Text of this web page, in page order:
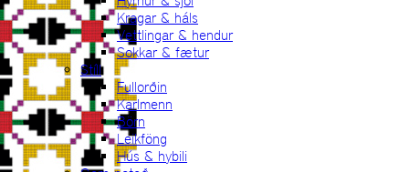
Kragar & háls
Vettlingar & hendur
Sokkar & fætur
Stíll
Fullorðin
Karlmenn
Börn
Leikföng
Hús & hybili